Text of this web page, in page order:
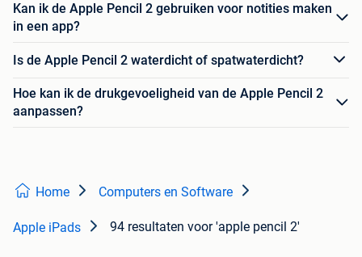
Kan ik de Apple Pencil 2 gebruiken voor notities maken
in een app?
Is de Apple Pencil 2 waterdicht of spatwaterdicht?
Hoe kan ik de drukgevoeligheid van de Apple Pencil 2
aanpassen?
Home Computers en Software
Apple iPads 94 resultaten voor 'apple pencil 2'